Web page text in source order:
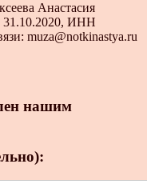
Анастасия
31.10.2020, ИНН
muza@notkinastya.ru
нашим